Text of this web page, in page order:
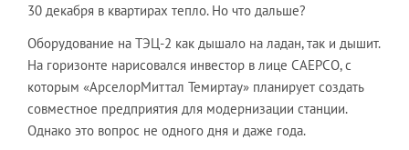
30 декабря в квартирах тепло. Но что дальше?
Оборудование на ТЭЦ-2 как дышало на ладан, так и дышит.
На горизонте нарисовался инвестор в лице САЕРСО, с
которым «АрселорМиттал Темиртау» планирует создать
совместное предприятия для модернизации станции.
Однако это вопрос не одного дня и даже года.